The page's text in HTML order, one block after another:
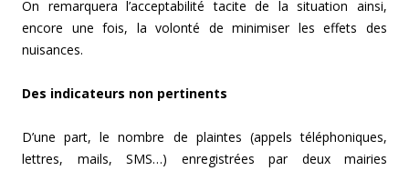
On remarquera l’acceptabilité tacite de la situation ainsi,
encore une fois, la volonté de minimiser les effets des
nuisances.
Des indicateurs non pertinents
D’une part, le nombre de plaintes (appels téléphoniques,
lettres, mails, SMS…) enregistrées par deux mairies